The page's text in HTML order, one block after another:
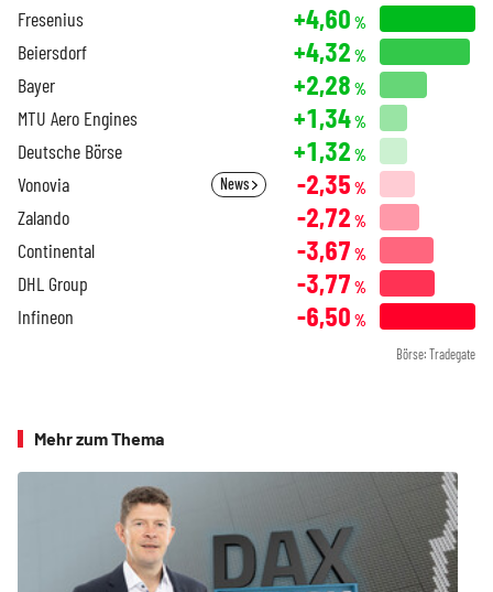
Fresenius +4,60 %
Beiersdorf +4,32 %
Bayer +2,28 %
MTU Aero Engines +1,34%
Deutsche Börse +1,32 %
Vonovia News -2,35 %
Zalando -2,72 %
Continental -3,67 %
DHL Group -3,77 %
Infineon -6,50 %
Börse: Tradegate
Mehr zum Thema